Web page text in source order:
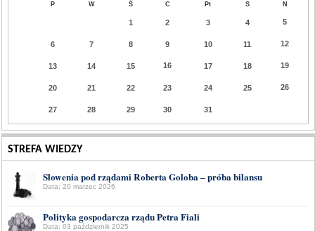
P W Ś C Pt S N
1 2 3 4 5
6 7 8 9 10 11 12
13 14 15 16 17 18 19
20 21 22 23 24 25 26
27 28 29 30 31
STREFA WIEDZY
Słowenia pod rządami Roberta Goloba – próba bilansu
Data: 20 marzec 2026
Polityka gospodarcza rządu Petra Fiali
Data: 03 październik 2025